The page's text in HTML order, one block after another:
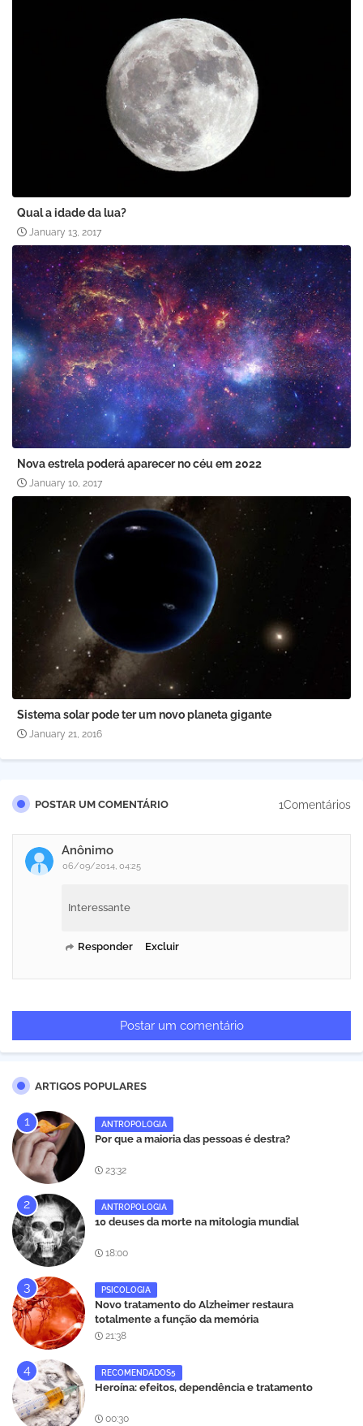
Qual a idade da lua?
January 13, 2017
Nova estrela poderá aparecer no céu em 2022
January 10, 2017
Sistema solar pode ter um novo planeta gigante
January 21, 2016
POSTAR UM COMENTÁRIO 1Comentários
Anônimo
06/09/2014, 04:25
Interessante
Responder Excluir
Postar um comentário
ARTIGOS POPULARES
ANTROPOLOGIA
Por que a maioria das pessoas é destra?
23:32
ANTROPOLOGIA
10 deuses da morte na mitologia mundial
18:00
PSICOLOGIA
Novo tratamento do Alzheimer restaura
totalmente a função da memória
21:38
RECOMENDADOS5
Heroína: efeitos, dependência e tratamento
00:30